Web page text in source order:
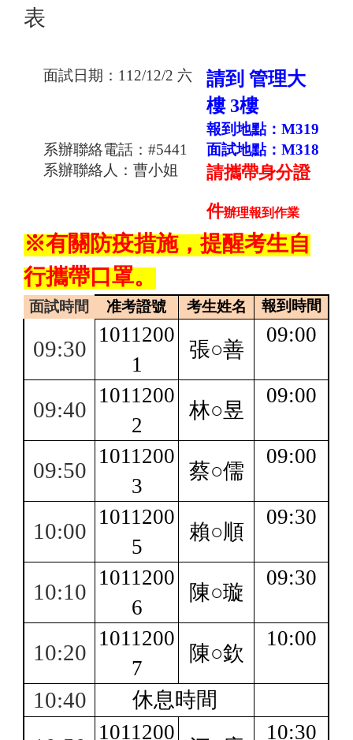
表
面試日期： 112/12/2 六
請到 管理大
樓 3樓
報到地點： M319
系辦聯絡電話： #5441 面試地點： M318
系辦聯絡人：曹小姐
請攜帶身分證
件辦理報到作業
※有關防疫措施，提醒考生自
行攜帶口罩。
面試時間 准考證號 考生姓名 報到時間
09:30
1011200
1
張○善
09:00
09:40
1011200
2
林○昱
09:00
09:50
1011200
3
蔡○儒
09:00
10:00
1011200
5
賴○順
09:30
10:10
1011200
6
陳○璇
09:30
10:20
1011200
7
陳○欽
10:00
10:40 休息時間
1011200
10:30